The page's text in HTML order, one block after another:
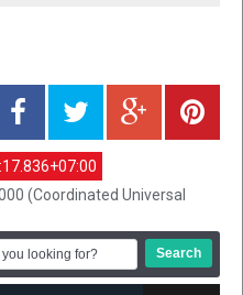
(Coordinated Universal